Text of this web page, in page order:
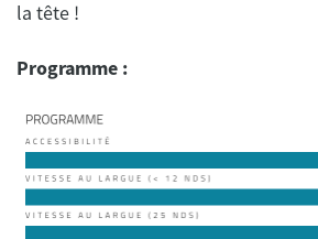
Programme :